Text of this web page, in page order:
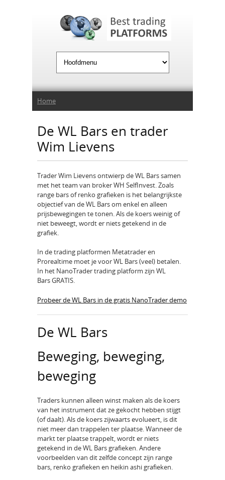
U bent hier
Home
De WL Bars en trader
Wim Lievens
Trader Wim Lievens ontwierp de WL Bars samen
met het team van broker WH SelfInvest. Zoals
range bars of renko grafieken is het belangrijkste
objectief van de WL Bars om enkel en alleen
prijsbewegingen te tonen. Als de koers weinig of
niet beweegt, wordt er niets getekend in de
grafiek.
In de trading platformen Metatrader en
Prorealtime moet je voor WL Bars (veel) betalen.
In het NanoTrader trading platform zijn WL
Bars GRATIS.
Probeer de WL Bars in de gratis NanoTrader demo
De WL Bars
Beweging, beweging,
beweging
Traders kunnen alleen winst maken als de koers
van het instrument dat ze gekocht hebben stijgt
(of daalt). Als de koers zijwaarts evolueert, is dit
niet meer dan trappelen ter plaatse. Wanneer de
markt ter plaatse trappelt, wordt er niets
getekend in de WL Bars grafieken. Andere
voorbeelden van dit zelfde concept zijn range
bars, renko grafieken en heikin ashi grafieken.